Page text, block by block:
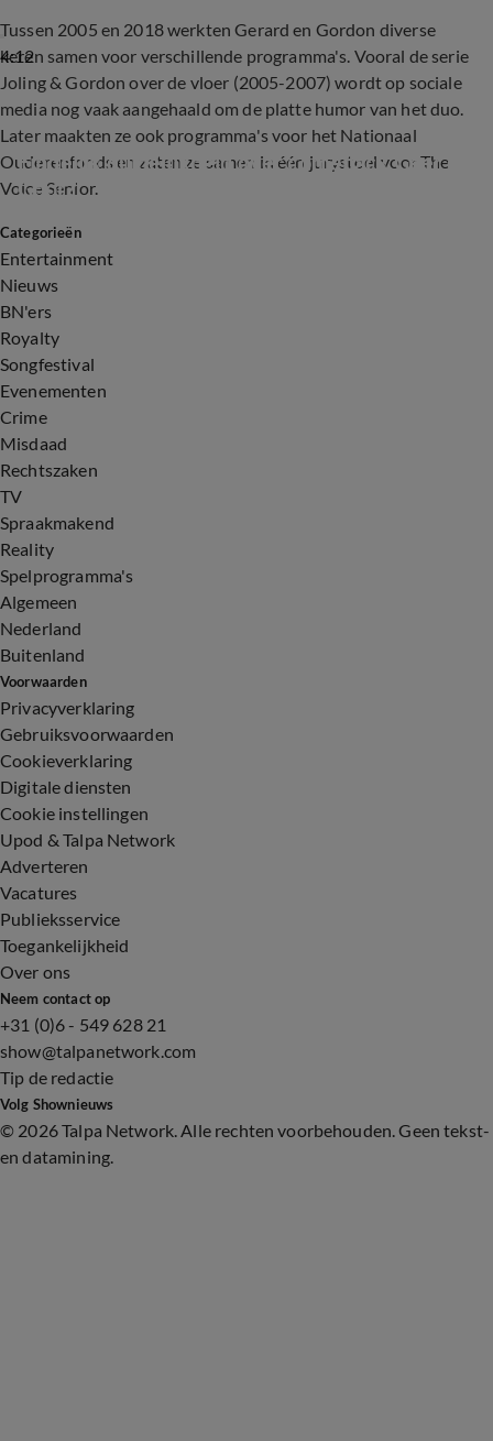
4:12
Tussen 2005 en 2018 werkten Gerard en Gordon diverse
keren samen voor verschillende programma's. Vooral de serie
Joling & Gordon over de vloer (2005-2007) wordt op sociale
media nog vaak aangehaald om de platte humor van het duo.
Later maakten ze ook programma's voor het Nationaal
Ouderenfonds en zaten ze samen in één jurystoel voor The
Voice Senior.
3:26
Eindelijk duidelijkheid over comeback Geer en
Goor?
Categorieën
Entertainment
Nieuws
BN'ers
Royalty
Songfestival
Evenementen
Crime
Misdaad
Rechtszaken
TV
Spraakmakend
Reality
Spelprogramma's
Algemeen
Nederland
Buitenland
Voorwaarden
Privacyverklaring
Gebruiksvoorwaarden
Cookieverklaring
Digitale diensten
Cookie instellingen
Upod & Talpa Network
Adverteren
Vacatures
Publieksservice
Toegankelijkheid
Over ons
Neem contact op
+31 (0)6 - 549 628 21
show@talpanetwork.com
Tip de redactie
Volg Shownieuws
© 2026 Talpa Network. Alle rechten voorbehouden. Geen tekst-
en datamining.